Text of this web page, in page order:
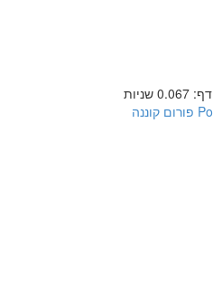
פורום קוננה